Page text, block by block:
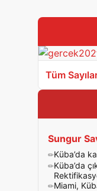
Tüm
Sungur
Küba’da
Küba’da
Miami,